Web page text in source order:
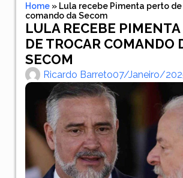
Home» Lula recebe Pimenta perto
comando da Secom
LULA RECEBE PIMENTA
DE TROCAR COMANDO
SECOM
Ricardo Barreto07/janeiro/